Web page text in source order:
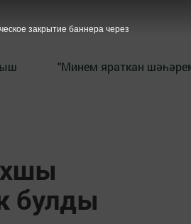
"Минем яраткан
булды
закрытие баннера через